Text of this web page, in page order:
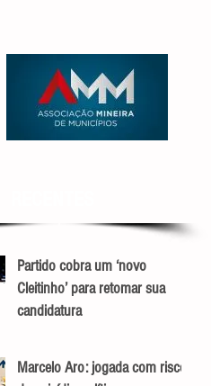
Partido cobra um ‘novo
Cleitinho’ para retomar sua
candidatura
Marcelo Aro: jogada com risco